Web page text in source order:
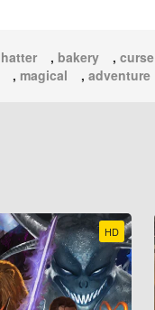
hatter , bakery , curse
, magical , adventure
HD